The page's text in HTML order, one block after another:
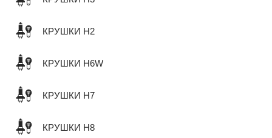
КРУШКИ H2
КРУШКИ H6W
КРУШКИ H7
КРУШКИ H8